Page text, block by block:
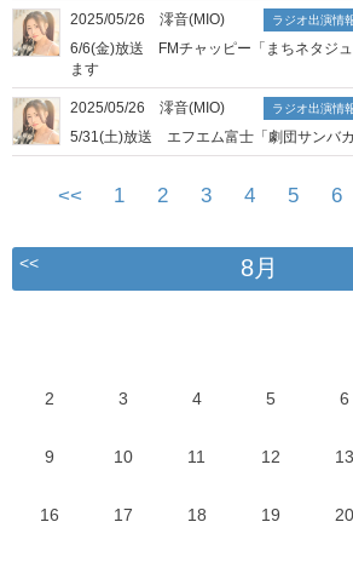
2025/05/26 澪音(MIO) ラジオ出演情
6/6(金)放送 FMチャッピー「まちネタジ
ます
2025/05/26 澪音(MIO) ラジオ出演情
5/31(土)放送 エフエム富士「劇団サンバ
<< 1 2 3 4 5 6
<< 8月
2 3 4 5 6
9 10 11 12 13
16 17 18 19 20